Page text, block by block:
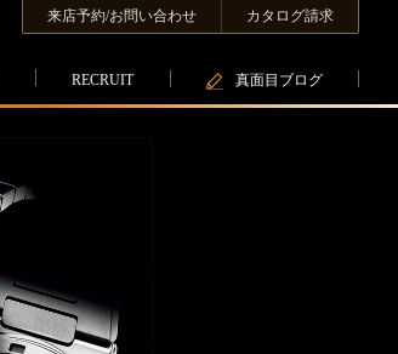
来店予約/お問い合わせ カタログ請求
RECRUIT 真面目ブログ